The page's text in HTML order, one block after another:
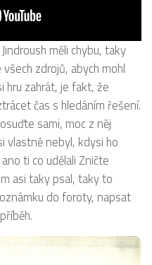
měli chybu, taky
zdrojů, abych mohl
hru zahrát, je fakt, že
čas s hledáním řešení.
sami, moc z něj
vlastně nebyl, kdysi ho
ti co udělali Zničte
asi taky psal, taky to
do foroty, napsat